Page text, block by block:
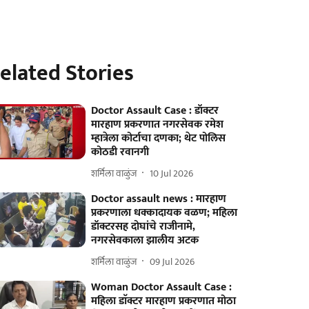
Stories
Doctor Assault Case : डॉक्टर
मारहाण प्रकरणात नगरसेवक रमेश
म्हात्रेला कोर्टाचा दणका; थेट पोलिस
कोठडी रवानगी
शर्मिला वाळुंज 10 Jul 2026
Doctor assault news : मारहाण
प्रकरणाला धक्कादायक वळण; महिला
डॉक्टरसह दोघांचे राजीनामे,
नगरसेवकाला झालीय अटक
शर्मिला वाळुंज 09 Jul 2026
Woman Doctor Assault Case :
महिला डाॅक्टर मारहाण प्रकरणात मोठा